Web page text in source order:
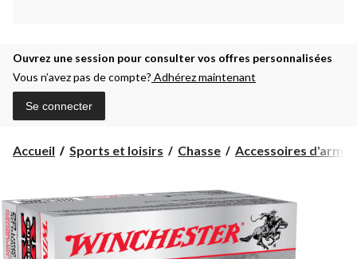
Ouvrez une session pour consulter vos offres personnalisées
Vous n’avez pas de compte? Adhérez maintenant
Se connecter
Accueil Sports et loisirs Chasse Accessoires